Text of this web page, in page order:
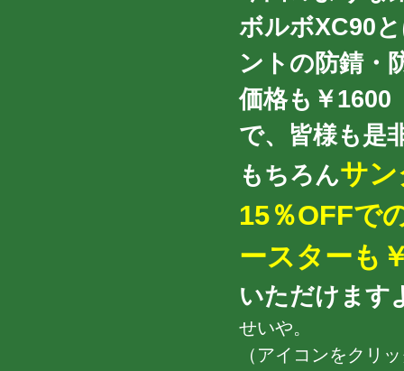
ボルボXC90
ントの防錆・
価格も￥1600
で、皆様も是
もちろんサ
15％OFFで
ースターも
いただけます
せいや。
（アイコンをクリ